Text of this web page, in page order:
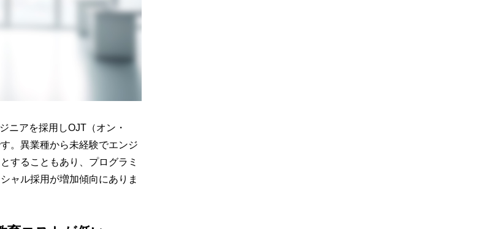
ニアを採用しOJT（オン・
。異業種から未経験でエンジ
することもあり、プログラミ
ャル採用が増加傾向にありま